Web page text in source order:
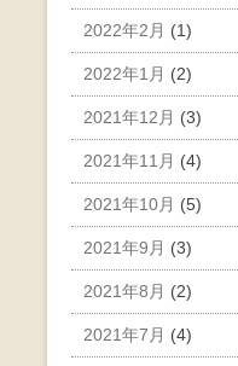
2022年2月 (1)
2022年1月 (2)
2021年12月 (3)
2021年11月 (4)
2021年10月 (5)
2021年9月 (3)
2021年8月 (2)
2021年7月 (4)